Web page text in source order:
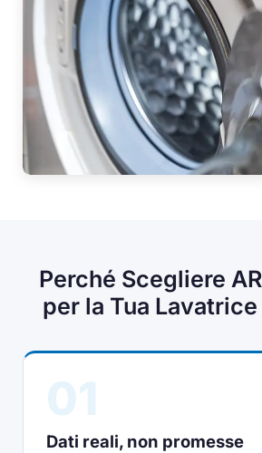
Perché Scegliere
per la Tua Lavatrice
Dati reali, non promesse